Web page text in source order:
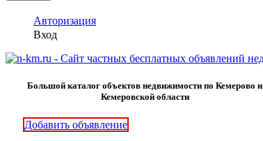
Авторизация
Вход
Большой каталог объектов недвижимости по Кемерово и
Кемеровской области
Добавить объявление